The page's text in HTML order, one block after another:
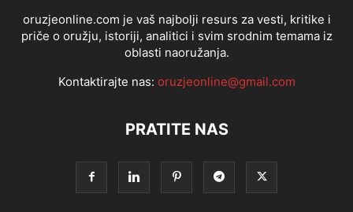
oruzjeonline.com je vaš najbolji resurs za vesti, kritike i
priče o oružju, istoriji, analitici i svim srodnim temama iz
oblasti naoružanja.
Kontaktirajte nas: oruzjeonline@gmail.com
PRATITE NAS